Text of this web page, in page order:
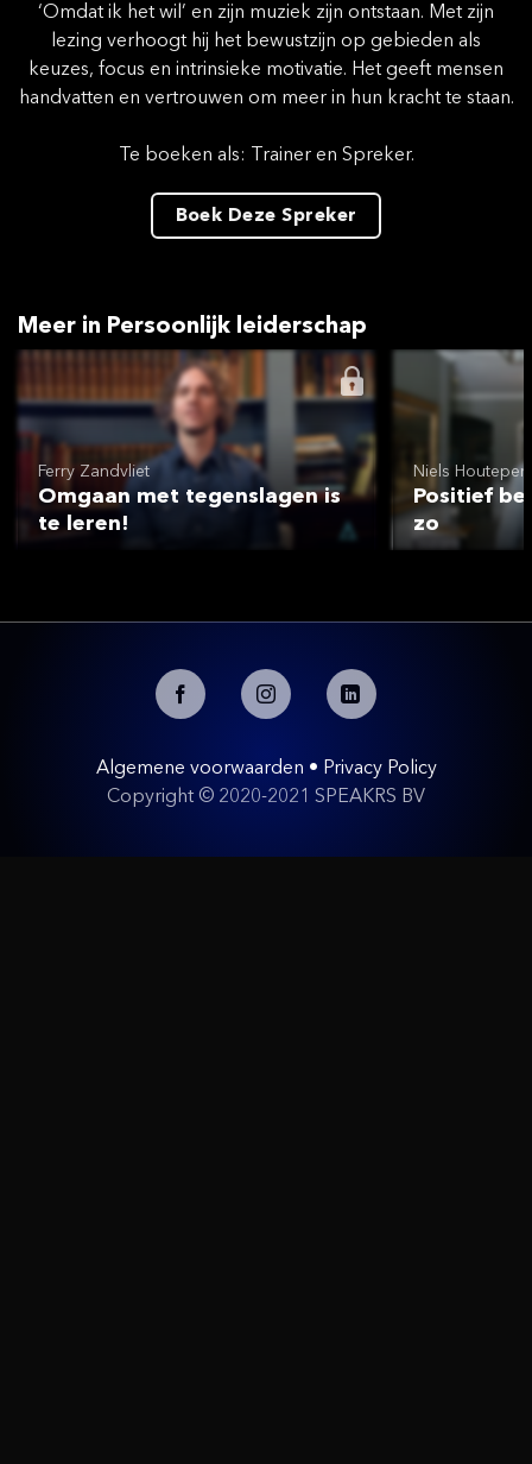
‘Omdat ik het wil’ en zijn muziek zijn ontstaan. Met zijn
lezing verhoogt hij het bewustzijn op gebieden als
keuzes, focus en intrinsieke motivatie. Het geeft mensen
handvatten en vertrouwen om meer in hun kracht te staan.
Te boeken als: Trainer en Spreker.
Boek Deze Spreker
Meer in Persoonlijk leiderschap
Ferry Zandvliet
Omgaan met tegenslagen is
te leren!
Niels Houtepen
Positief
zo
Algemene voorwaarden • Privacy Policy
Copyright © 2020-2021 SPEAKRS BV